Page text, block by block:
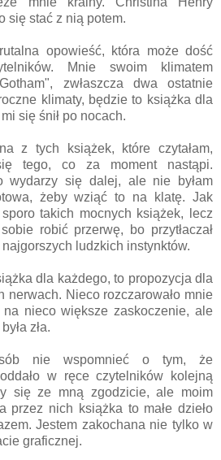
się stać z nią potem.
opowieść, która może dość
Mnie swoim klimatem
zwłaszcza dwa ostatnie
klimaty, będzie to książka dla
się śnił po nocach.
z tych książek, które czytałam,
tego, co za moment nastąpi.
wydarzy się dalej, ale nie byłam
żeby wziąć to na klatę. Jak
takich mocnych książek, lecz
robić przerwę, bo przytłaczał
ludzkich instynktów.
dla każdego, to propozycja dla
nerwach. Nieco rozczarowało mnie
na nieco większe zaskoczenie, ale
zła.
nie wspomnieć o tym, że
w ręce czytelników kolejną
się ze mną zgodzicie, ale moim
przez nich książka to małe dzieło
Jestem zakochana nie tylko w
graficznej.